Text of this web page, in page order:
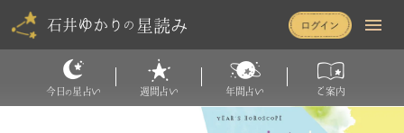
石井ゆかり の 星読み
今日の 星占い 週間占い 年間占い ご案内